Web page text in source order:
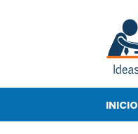
O
a
l
INICIO